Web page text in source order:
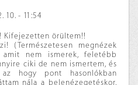
10. - 11:54
Kifejezetten örültem!!
(Természetesen megnézek
nem ismerek, feletébb
ciki de nem ismertem, és
hogy pont hasonlókban
nála a belenézegetéskor,